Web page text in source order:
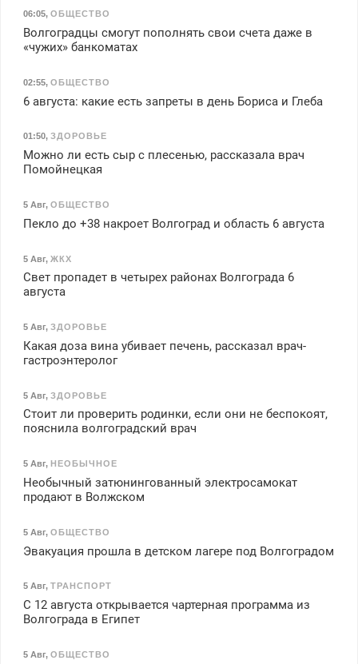
06:05, ОБЩЕСТВО
Волгоградцы смогут пополнять свои счета даже в
«чужих» банкоматах
02:55, ОБЩЕСТВО
6 августа: какие есть запреты в день Бориса и Глеба
01:50, ЗДОРОВЬЕ
Можно ли есть сыр с плесенью, рассказала врач
Помойнецкая
5 Авг, ОБЩЕСТВО
Пекло до +38 накроет Волгоград и область 6 августа
5 Авг, ЖКХ
Свет пропадет в четырех районах Волгограда 6
августа
5 Авг, ЗДОРОВЬЕ
Какая доза вина убивает печень, рассказал врач-
гастроэнтеролог
5 Авг, ЗДОРОВЬЕ
Стоит ли проверить родинки, если они не беспокоят,
пояснила волгоградский врач
5 Авг, НЕОБЫЧНОЕ
Необычный затюнингованный электросамокат
продают в Волжском
5 Авг, ОБЩЕСТВО
Эвакуация прошла в детском лагере под Волгоградом
5 Авг, ТРАНСПОРТ
С 12 августа открывается чартерная программа из
Волгограда в Египет
5 Авг, ОБЩЕСТВО